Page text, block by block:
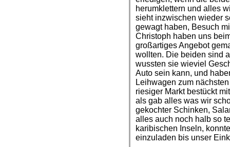
herumklettern und alles
sieht inzwischen wieder
gewagt haben, Besuch
Christoph haben uns
großartiges Angebot
wollten. Die beiden sind
wussten sie wieviel
Auto sein kann, und
Leihwagen zum
riesiger Markt bestückt
als gab alles was wir
gekochter Schinken,
alles auch noch halb so
karibischen Inseln,
einzuladen bis unser